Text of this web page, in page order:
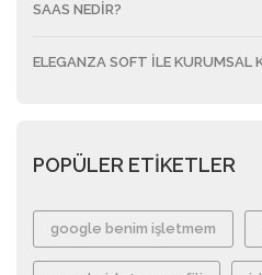
SAAS NEDIR?
ELEGANZA SOFT ILE KURUMSAL
POPÜLER ETİKETLER
google benim işletmem